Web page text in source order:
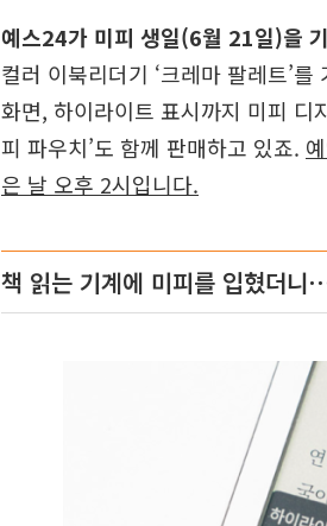
예스24가 미피 생일(6월 21일)을
컬러 이북리더기 ‘크레마 팔레트’
화면, 하이라이트 표시까지 미피 디
피 파우치’도 함께 판매하고 있죠.
은 날 오후 2시입니다.
책 읽는 기계에 미피를 입혔더니